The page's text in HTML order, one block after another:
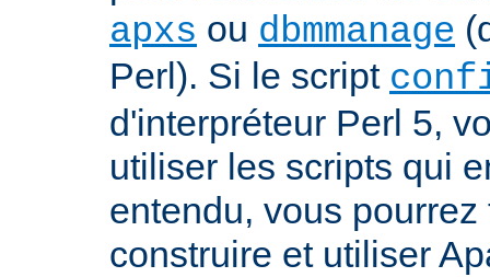
apxs ou dbmmanage
Perl). Si le script
d'interpréteur Perl 5,
utiliser les scripts qui
entendu, vous
construire et utiliser